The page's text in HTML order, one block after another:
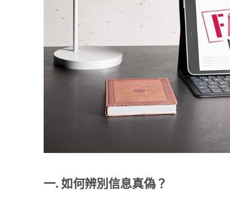
一. 如何辨別信息真偽？